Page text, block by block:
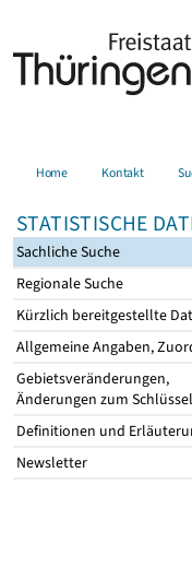
Home Kontakt
STATISTISCHE
Sachliche Suche
Regionale Suche
Kürzlich bereitgestellte
Allgemeine Angaben,
Gebietsveränderungen,
Änderungen zum
Definitionen und
Newsletter